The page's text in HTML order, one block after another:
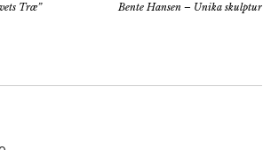
Træ” Bente Hansen – Unika skulptur